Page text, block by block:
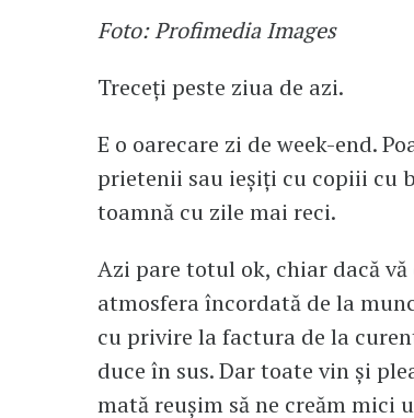
Foto: Profimedia Images
Treceți peste ziua de azi.
E o oarecare zi de week-end.
prietenii sau ieșiți cu copiii cu
toamnă cu zile mai reci.
Azi pare totul ok, chiar dacă
atmosfera încordată de la
cu privire la factura de la
duce în sus. Dar toate vin și
mată reușim să ne creăm mici